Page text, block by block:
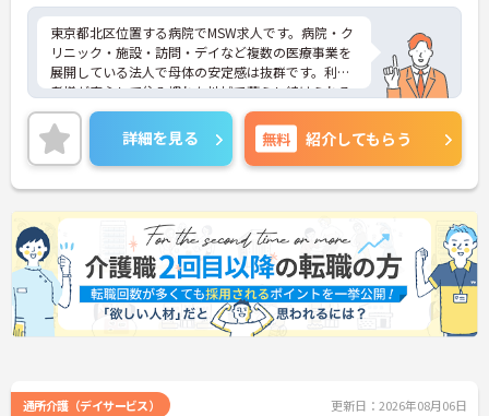
東京都北区位置する病院でMSW求人です。病院・ク
リニック・施設・訪問・デイなど複数の医療事業を
展開している法人で母体の安定感は抜群です。利用
者様が安心して住み慣れた地域で暮らし続けられる
よう様々なサービスを提供し、尽力しています。ご
興味のある方は是非お気軽にお問い合わせくださ
い。
詳細を見る 無料 紹介してもらう
通所介護（デイサービス） 更新日：2026年08月06日